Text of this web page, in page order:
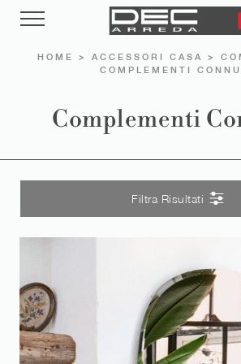
HOME > ACCESSORI CASA >
COMPLEMENTI
Complementi
Filtra Risultati